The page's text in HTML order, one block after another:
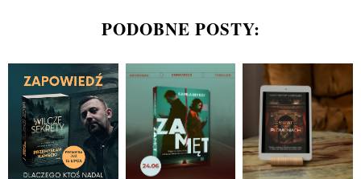
PODOBNE POSTY: